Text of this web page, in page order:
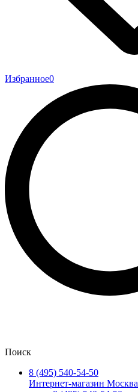
Избранное0
Поиск
8 (495) 540-54-50
Интернет-магазин Москва